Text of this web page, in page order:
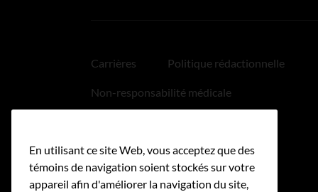
Carrières Politique rédactionnelle
Non-responsabilité médicale
Accessibilité
En utilisant ce site Web, vous acceptez que des
témoins de navigation soient stockés sur votre
appareil afin d'améliorer la navigation du site,